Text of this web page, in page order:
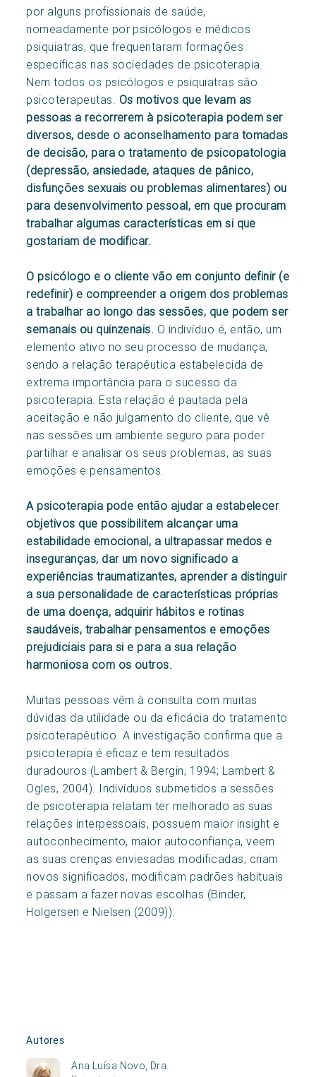
por alguns profissionais de saúde,
nomeadamente por psicólogos e médicos
psiquiatras, que frequentaram formações
específicas nas sociedades de psicoterapia.
Nem todos os psicólogos e psiquiatras são
psicoterapeutas. Os motivos que levam as
pessoas a recorrerem à psicoterapia podem ser
diversos, desde o aconselhamento para tomadas
de decisão, para o tratamento de psicopatologia
(depressão, ansiedade, ataques de pânico,
disfunções sexuais ou problemas alimentares) ou
para desenvolvimento pessoal, em que procuram
trabalhar algumas características em si que
gostariam de modificar.
O psicólogo e o cliente vão em conjunto definir (e
redefinir) e compreender a origem dos problemas
a trabalhar ao longo das sessões, que podem ser
semanais ou quinzenais. O indivíduo é, então, um
elemento ativo no seu processo de mudança,
sendo a relação terapêutica estabelecida de
extrema importância para o sucesso da
psicoterapia. Esta relação é pautada pela
aceitação e não julgamento do cliente, que vê
nas sessões um ambiente seguro para poder
partilhar e analisar os seus problemas, as suas
emoções e pensamentos.
A psicoterapia pode então ajudar a estabelecer
objetivos que possibilitem alcançar uma
estabilidade emocional, a ultrapassar medos e
inseguranças, dar um novo significado a
experiências traumatizantes, aprender a distinguir
a sua personalidade de características próprias
de uma doença, adquirir hábitos e rotinas
saudáveis, trabalhar pensamentos e emoções
prejudiciais para si e para a sua relação
harmoniosa com os outros.
Muitas pessoas vêm à consulta com muitas
dúvidas da utilidade ou da eficácia do tratamento
psicoterapêutico. A investigação confirma que a
psicoterapia é eficaz e tem resultados
duradouros (Lambert & Bergin, 1994; Lambert &
Ogles, 2004). Indivíduos submetidos a sessões
de psicoterapia relatam ter melhorado as suas
relações interpessoais, possuem maior insight e
autoconhecimento, maior autoconfiança, veem
as suas crenças enviesadas modificadas, criam
novos significados, modificam padrões habituais
e passam a fazer novas escolhas (Binder,
Holgersen e Nielsen (2009)).
Autores
Ana Luísa Novo, Dra.